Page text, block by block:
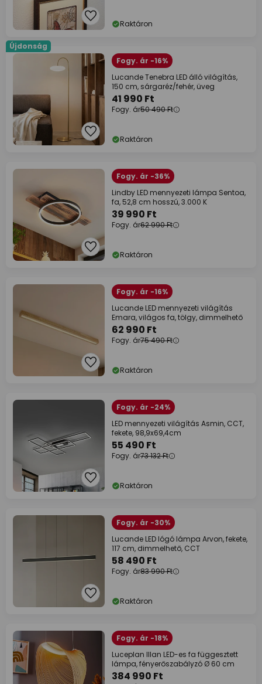
Raktáron
Újdonság
Fogy. ár -16%
Lucande Tenebra LED álló világítás,
150 cm, sárgaréz/fehér, üveg
41 990 Ft
Fogy. ár50 490 Ft
Raktáron
Fogy. ár -36%
Lindby LED mennyezeti lámpa Sentoa,
fa, 52,8 cm hosszú, 3.000 K
39 990 Ft
Fogy. ár62 990 Ft
Raktáron
Fogy. ár -16%
Lucande LED mennyezeti világítás
Emara, világos fa, tölgy, dimmelhető
62 990 Ft
Fogy. ár75 490 Ft
Raktáron
Fogy. ár -24%
LED mennyezeti világítás Asmin, CCT,
fekete, 98,9x69,4cm
55 490 Ft
Fogy. ár73 132 Ft
Raktáron
Fogy. ár -30%
Lucande LED lógó lámpa Arvon, fekete,
117 cm, dimmelhető, CCT
58 490 Ft
Fogy. ár83 990 Ft
Raktáron
Fogy. ár -18%
Luceplan Illan LED-es fa függesztett
lámpa, fényerőszabályzó Ø 60 cm
384 990 Ft